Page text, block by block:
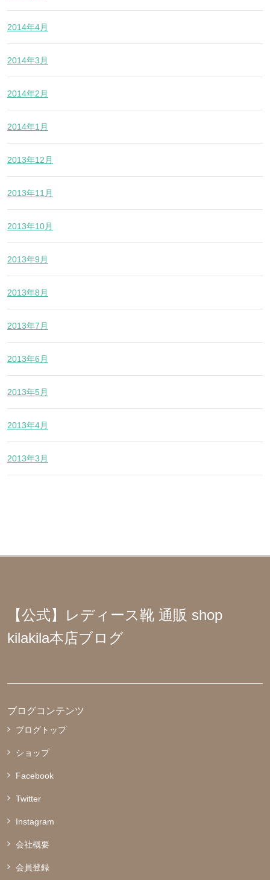
2014年4月
2014年3月
2014年2月
2014年1月
2013年12月
2013年11月
2013年10月
2013年9月
2013年8月
2013年7月
2013年6月
2013年5月
2013年4月
2013年3月
【公式】レディース靴 通販 shop
kilakila本店ブログ
ブログコンテンツ
ブログトップ
ショップ
Facebook
Twitter
Instagram
会社概要
会員登録